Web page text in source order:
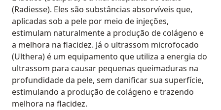
(Radiesse). Eles são substâncias absorvíveis que,
aplicadas sob a pele por meio de injeções,
estimulam naturalmente a produção de colágeno e
a melhora na flacidez. Já o ultrassom microfocado
(Ulthera) é um equipamento que utiliza a energia do
ultrassom para causar pequenas queimaduras na
profundidade da pele, sem danificar sua superfície,
estimulando a produção de colágeno e trazendo
melhora na flacidez.